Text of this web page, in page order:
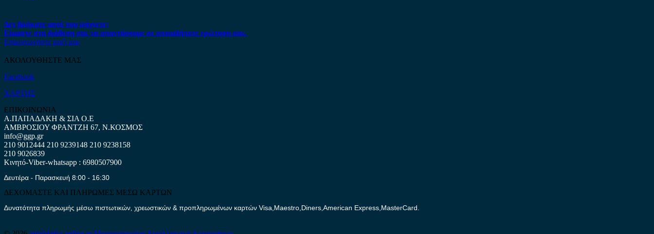
Δεν βρήκατε αυτό που ψάχνετε;
Είμαστε στη διάθεση σας να απαντήσουμε σε οποιαδήποτε ερώτηση σας.
Επικοινωνήστε μαζί μας
ΑΚΟΛΟΥΘΗΣΤΕ ΜΑΣ
Facebook
ΧΑΡΤΗΣ
ΕΠΙΚΟΙΝΩΝΙΑ
Α.ΠΑΠΑΔΑΚΗ & ΣΙΑ Ο.Ε
ΑΜΒΡΟΣΙΟΥ ΦΡΑΝΤΖΗ 67, Ν.ΚΟΣΜΟΣ
info@ggp.gr
210 9012444 210 9239148 210 9238158
210 9026839
Κινητό-Viber-whatsapp : 6980507900
Δευτέρα - Παρασκευή 8:00 - 16:30
ΔΕΧΟΜΑΣΤΕ ΚΑΙ ΠΛΗΡΩΜΕΣ ΜΕΣΩ ΚΑΡΤΩΝ
Δυνατότητα πληρωμής μέσω πιστωτικών, χρεωστικών & προπληρωμένων καρτών Visa,Maestro,Diners,American Express,MasterCard.